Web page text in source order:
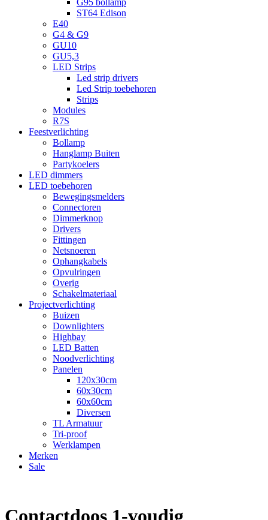
G95 bollamp
ST64 Edison
E40
G4 & G9
GU10
GU5,3
LED Strips
Led strip drivers
Led Strip toebehoren
Strips
Modules
R7S
Feestverlichting
Bollamp
Hanglamp Buiten
Partykoelers
LED dimmers
LED toebehoren
Bewegingsmelders
Connectoren
Dimmerknop
Drivers
Fittingen
Netsnoeren
Ophangkabels
Opvulringen
Overig
Schakelmateriaal
Projectverlichting
Buizen
Downlighters
Highbay
LED Batten
Noodverlichting
Panelen
120x30cm
60x30cm
60x60cm
Diversen
TL Armatuur
Tri-proof
Werklampen
Merken
Sale